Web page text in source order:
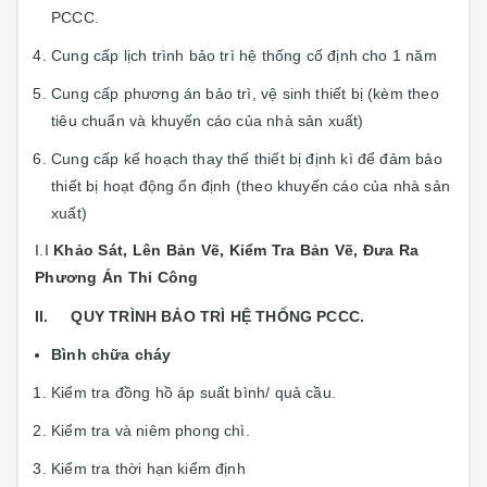
PCCC.
Cung cấp lịch trình bảo trì hệ thống cố định cho 1 năm
Cung cấp phương án bảo trì, vệ sinh thiết bị (kèm theo
tiêu chuẩn và khuyến cáo của nhà sản xuất)
Cung cấp kế hoạch thay thế thiết bị định kì để đảm bảo
thiết bị hoạt động ổn định (theo khuyến cáo của nhà sản
xuất)
I.I Khảo Sát, Lên Bản Vẽ, Kiểm Tra Bản Vẽ, Đưa Ra
Phương Án Thi Công
II. QUY TRÌNH BẢO TRÌ HỆ THỐNG PCCC.
Bình chữa cháy
Kiểm tra đồng hồ áp suất bình/ quả cầu.
Kiểm tra và niêm phong chì.
Kiểm tra thời hạn kiểm định